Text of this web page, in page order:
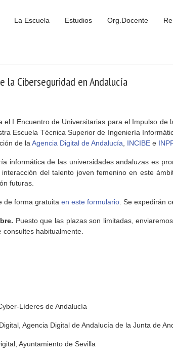
La Escuela Estudios Org.Docente
la Ciberseguridad en Andalucía
I Encuentro de Universitarias para el Impulso
Escuela Técnica Superior de Ingeniería
de la Agencia Digital de Andalucía INCIBE e
informática de las universidades andaluzas es
del talento joven femenino en este
futuras.
de forma gratuita en este formulario . Se expedirán
Puesto que las plazas son limitadas,
habitualmente.
Líderes de Andalucía
Agencia Digital de Andalucía de la Junta de
Ayuntamiento de Sevilla